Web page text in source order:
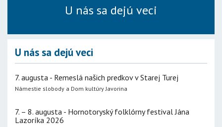
U nás sa dejú veci
U nás sa dejú veci
7. augusta - Remeslá našich predkov v Starej Turej
Námestie slobody a Dom kultúry Javorina
7. – 8. augusta - Hornotoryský folklórny festival Jána
Lazoríka 2026